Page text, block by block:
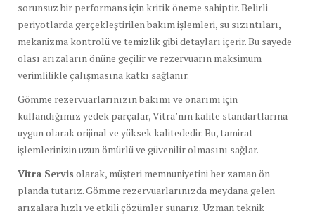
sorunsuz bir performans için kritik öneme sahiptir. Belirli
periyotlarda gerçekleştirilen bakım işlemleri, su sızıntıları,
mekanizma kontrolü ve temizlik gibi detayları içerir. Bu sayede
olası arızaların önüne geçilir ve rezervuarın maksimum
verimlilikle çalışmasına katkı sağlanır.
Gömme rezervuarlarınızın bakımı ve onarımı için
kullandığımız yedek parçalar, Vitra’nın kalite standartlarına
uygun olarak orijinal ve yüksek kalitededir. Bu, tamirat
işlemlerinizin uzun ömürlü ve güvenilir olmasını sağlar.
Vitra Servis olarak, müşteri memnuniyetini her zaman ön
planda tutarız. Gömme rezervuarlarınızda meydana gelen
arızalara hızlı ve etkili çözümler sunarız. Uzman teknik